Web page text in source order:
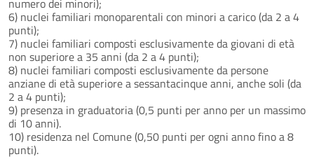
6) nuclei familiari monoparentali con minori a carico (da 2 a 4
punti);
7) nuclei familiari composti esclusivamente da giovani di età
non superiore a 35 anni (da 2 a 4 punti);
8) nuclei familiari composti esclusivamente da persone
anziane di età superiore a sessantacinque anni, anche soli (da
2 a 4 punti);
9) presenza in graduatoria (0,5 punti per anno per un massimo
di 10 anni).
10) residenza nel Comune (0,50 punti per ogni anno fino a 8
punti).